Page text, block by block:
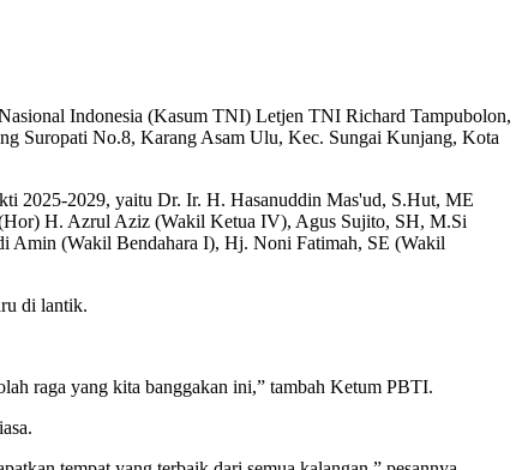
Indonesia (Kasum TNI) Letjen TNI Richard Tampubolon,
Suropati No.8, Karang Asam Ulu, Kec. Sungai Kunjang, Kota
2025-2029, yaitu Dr. Ir. H. Hasanuddin Mas'ud, S.Hut, ME
H. Azrul Aziz (Wakil Ketua IV), Agus Sujito, SH, M.Si
Amin (Wakil Bendahara I), Hj. Noni Fatimah, SE (Wakil
di lantik.
raga yang kita banggakan ini,” tambah Ketum PBTI.